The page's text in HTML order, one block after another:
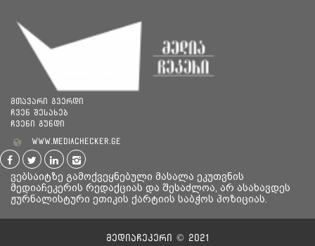
მთავარი გვერდი
ჩვენ შესახებ
ჩვენი გუნდი
www.mediachecker.ge
ვებსაიტზე გამოქვეყნებული მასალა ეკუთვნის
მედიაჩეკერის რედაქციას და შესაძლოა, არ ასახავდეს
ჟურნალისტური ეთიკის ქარტიის საბჭოს პოზიციას.
მედიაჩეკერი © 2021